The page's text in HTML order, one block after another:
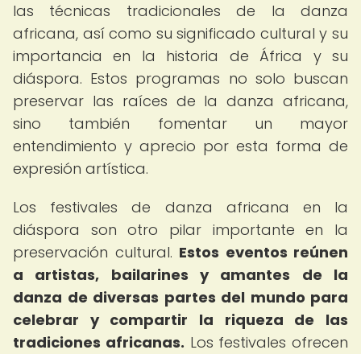
las técnicas tradicionales de la danza
africana, así como su significado cultural y su
importancia en la historia de África y su
diáspora. Estos programas no solo buscan
preservar las raíces de la danza africana,
sino también fomentar un mayor
entendimiento y aprecio por esta forma de
expresión artística.
Los festivales de danza africana en la
diáspora son otro pilar importante en la
preservación cultural. Estos eventos reúnen
a artistas, bailarines y amantes de la
danza de diversas partes del mundo para
celebrar y compartir la riqueza de las
tradiciones africanas. Los festivales ofrecen